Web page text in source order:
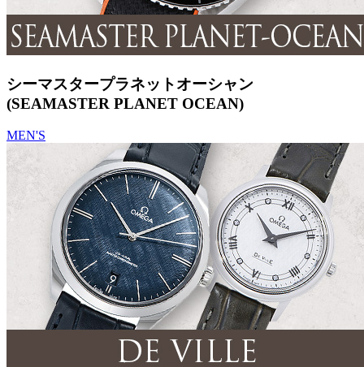
シーマスタープラネットオーシャン
(SEAMASTER PLANET OCEAN)
MEN'S